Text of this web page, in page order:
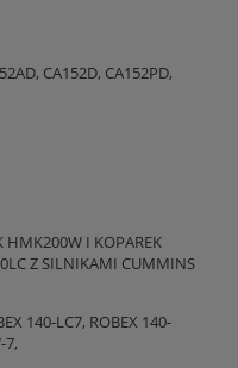
CA152D, CA152PD,
HMK200W I KOPAREK
Z SILNIKAMI CUMMINS
140-LC7, ROBEX 140-
7,